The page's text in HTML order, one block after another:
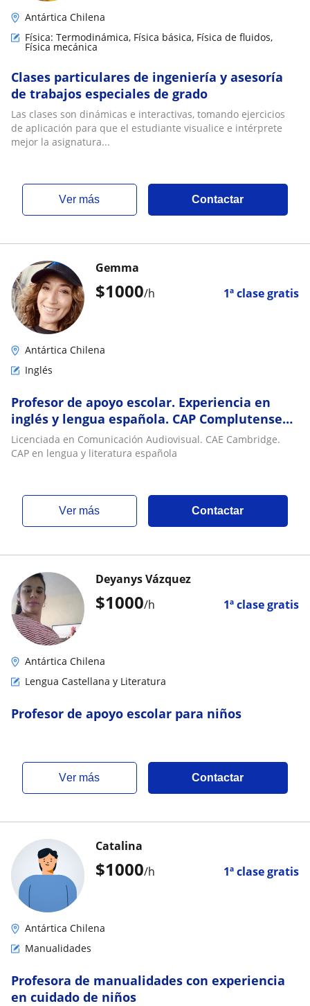
Antártica Chilena
Física: Termodinámica, Física básica, Física de fluidos,
Física mecánica
Clases particulares de ingeniería y asesoría
de trabajos especiales de grado
Las clases son dinámicas e interactivas, tomando ejercicios
de aplicación para que el estudiante visualice e intérprete
mejor la asignatura...
ver más Contactar
$1000/h 1ª clase gratis
Gemma
Antártica Chilena
Inglés
Profesor de apoyo escolar. Experiencia en
inglés y lengua española. CAP Complutense
de Madrid
Licenciada en Comunicación Audiovisual. CAE Cambridge.
CAP en lengua y literatura española
ver más Contactar
$1000/h 1ª clase gratis
Deyanys Vázquez
Antártica Chilena
Lengua Castellana y Literatura
Profesor de apoyo escolar para niños
ver más Contactar
$1000/h 1ª clase gratis
Catalina
Antártica Chilena
Manualidades
Profesora de manualidades con experiencia
en cuidado de niños